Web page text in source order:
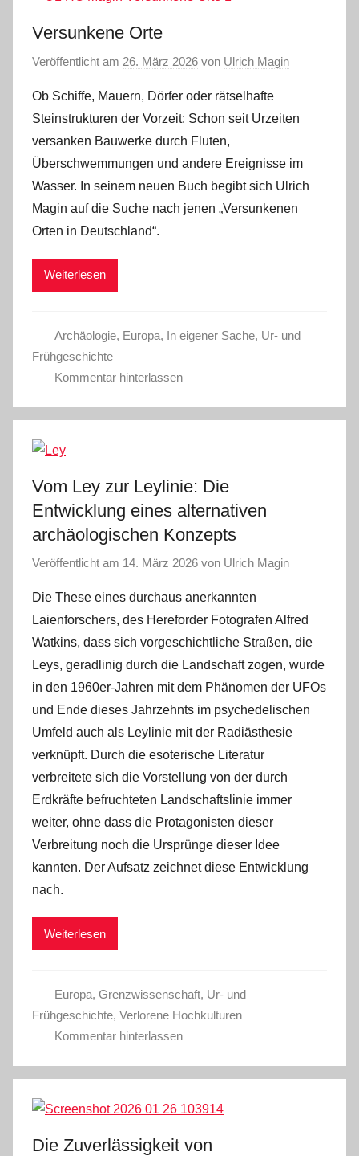
Versunkene Orte
Veröffentlicht am 26. März 2026 von Ulrich Magin
Ob Schiffe, Mauern, Dörfer oder rätselhafte
Steinstrukturen der Vorzeit: Schon seit Urzeiten
versanken Bauwerke durch Fluten,
Überschwemmungen und andere Ereignisse im
Wasser. In seinem neuen Buch begibt sich Ulrich
Magin auf die Suche nach jenen „Versunkenen
Orten in Deutschland“.
Weiterlesen
Archäologie, Europa, In eigener Sache, Ur- und
Frühgeschichte
Kommentar hinterlassen
Vom Ley zur Leylinie: Die
Entwicklung eines alternativen
archäologischen Konzepts
Veröffentlicht am 14. März 2026 von Ulrich Magin
Die These eines durchaus anerkannten
Laienforschers, des Hereforder Fotografen Alfred
Watkins, dass sich vorgeschichtliche Straßen, die
Leys, geradlinig durch die Landschaft zogen, wurde
in den 1960er-Jahren mit dem Phänomen der UFOs
und Ende dieses Jahrzehnts im psychedelischen
Umfeld auch als Leylinie mit der Radiästhesie
verknüpft. Durch die esoterische Literatur
verbreitete sich die Vorstellung von der durch
Erdkräfte befruchteten Landschaftslinie immer
weiter, ohne dass die Protagonisten dieser
Verbreitung noch die Ursprünge dieser Idee
kannten. Der Aufsatz zeichnet diese Entwicklung
nach.
Weiterlesen
Europa, Grenzwissenschaft, Ur- und
Frühgeschichte, Verlorene Hochkulturen
Kommentar hinterlassen
Die Zuverlässigkeit von